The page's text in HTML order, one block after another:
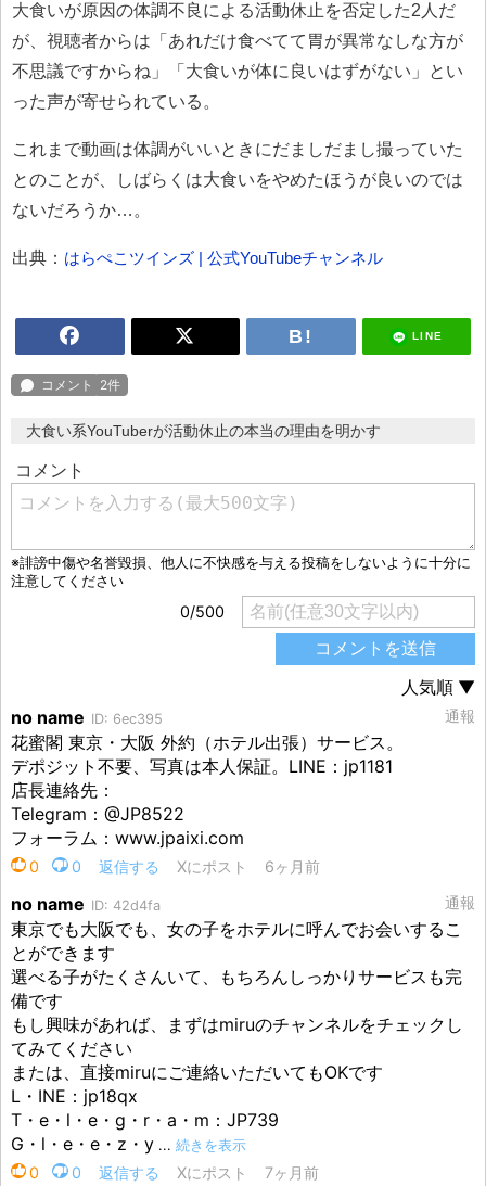
大食いが原因の体調不良による活動休止を否定した2人だ
が、視聴者からは「あれだけ食べてて胃が異常なしな方が
不思議ですからね」「大食いが体に良いはずがない」とい
った声が寄せられている。
これまで動画は体調がいいときにだましだまし撮っていた
とのことが、しばらくは大食いをやめたほうが良いのでは
ないだろうか…。
出典： はらぺこツインズ | 公式YouTubeチャンネル
LINE
大食い系YouTuberが活動休止の本当の理由を明かす